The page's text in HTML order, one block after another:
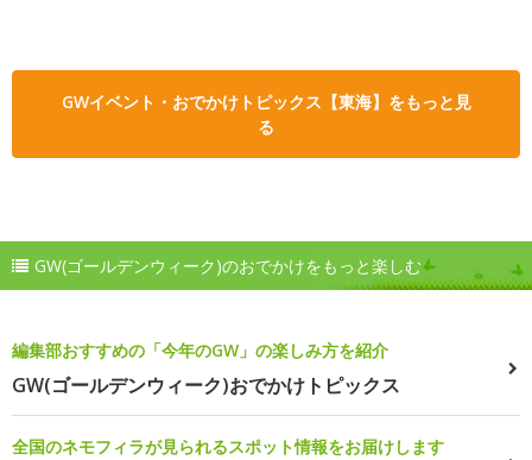
GWイベント・おでかけトピックス【東海】をもっと見
る
GW(ゴールデンウィーク)のおでかけをもっと楽しむ
編集部おすすめの「今年のGW」の楽しみ方を紹介
GW(ゴールデンウィーク)おでかけトピックス
全国のネモフィラが見られるスポット情報をお届けします